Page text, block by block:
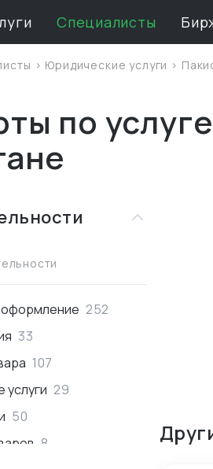
Специалисты
> Юридические услуги >
по
252
33
107
29
50
8